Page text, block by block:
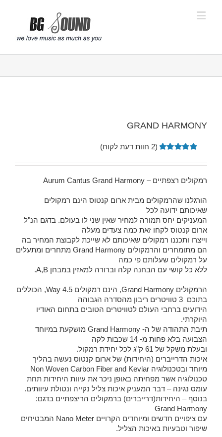
GRAND HARMONY
5.00מתוך
עלדירוגים
(
2 חוות דעת לקוח)
רמקולים רצפתיים – Aurum Cantus Grand Harmony
הורגלנו שהרמקולים מבית ארום קנטוס הינם רמקולים
שאיכותם ידועה לכל
המעניקים יחס תמורה למחיר שאין שני לו בעולם. בדגם הנ"ל
ארום קנטוס לקחו זאת כמה צעדים מעלה
וייצרו ותכננו רמקולים שאיכותם לא שייכת לקבוצת המחיר בה
הם מתומחרים והרמקולים Grand Harmony מתחרים ומתעלים
על רמקולים שעלותם פי כמה
ללא כל קושי עם הבחנה קלה וברורה למאזין במבחן A,B.
הרמקולים Grand Harmony, הינם רמקולים 4.5 Way, הכוללים
בתוכם 3 טוויטרים ריבון מהסדרה הגבוהה
הידועים ברחבי העולם לטוויטרים הטובים בתחום האודיו
היוקרתי.
תיבת התהודה של ה- Grand Harmony מושקעת במיוחד
הצבועה בלא פחות מ- 14 שכבות לקה
ובעלת משקל של 61 ק"ג לכל יחידת רמקול.
איכות הדרייברים (היחידות) של ארום קנטוס נעשה בהליך
מיוחד ובטכנולוגיה Non Woven Carbon Fiber and Kevlar
טכנולוגיה אשר מפחיתה באופן ניכר את עיוות היחידות תחת
עומס נגינה – דבר המעניק איכות צליל נקייה ונטולת עיוותים.
בנוסף – היחידות(דרייברים) ברמקולים הריצפתיים בדגם:
Grand Harmony
עם ציפויים חדשים ומיוחדים הקרויים Nano Meter המבטיחים
שיפור וטבעיות באיכות הצליל.